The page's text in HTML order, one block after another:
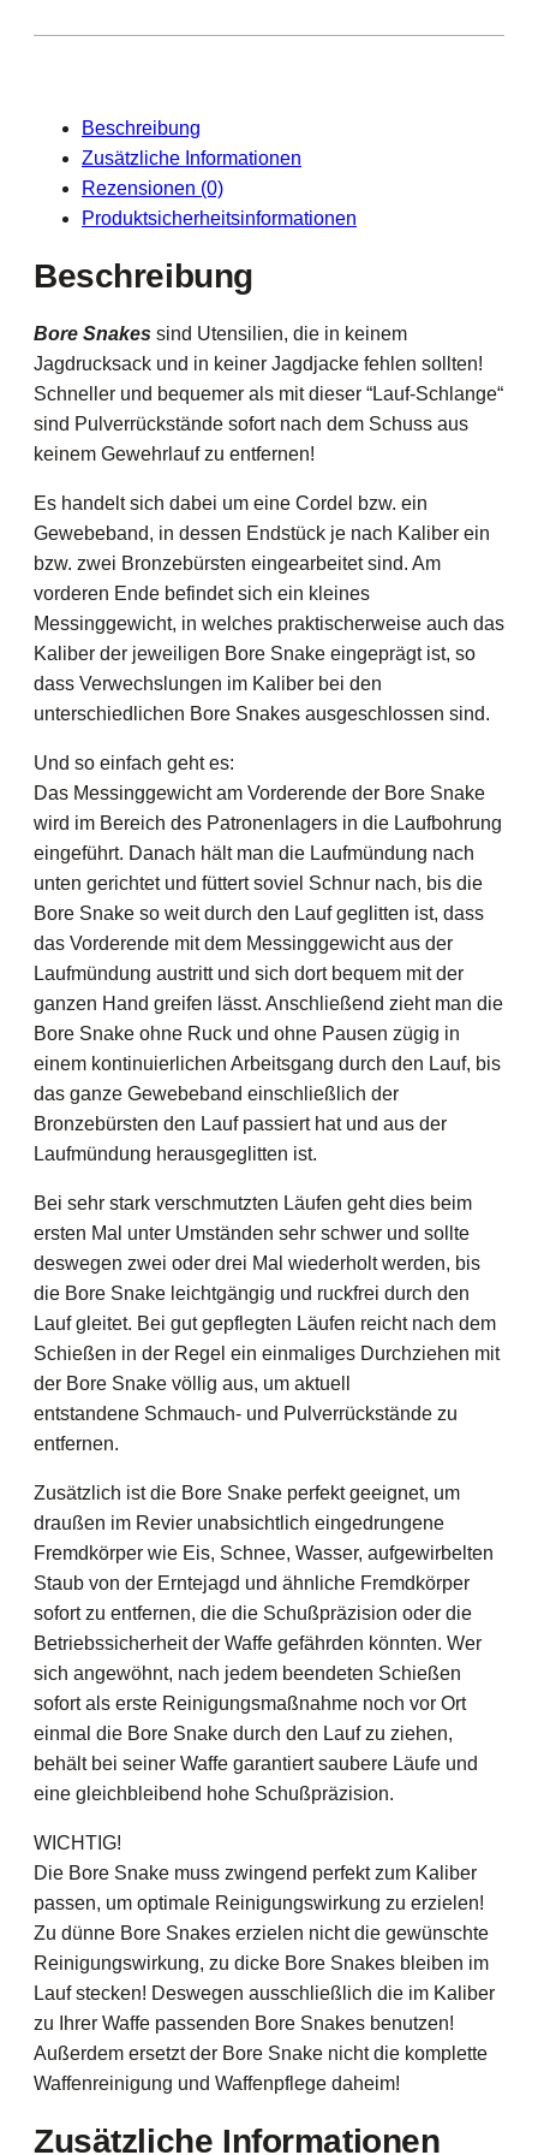
r
e
'
.
3
5
/
.
3
7
/
9
,
3
m
m
M
e
n
g
e
Beschreibung
Zusätzliche Informationen
Rezensionen (0)
Produktsicherheitsinformationen
Beschreibung
Bore Snakes sind Utensilien, die in keinem
Jagdrucksack und in keiner Jagdjacke fehlen sollten!
Schneller und bequemer als mit dieser “Lauf-Schlange“
sind Pulverrückstände sofort nach dem Schuss aus
keinem Gewehrlauf zu entfernen!
Es handelt sich dabei um eine Cordel bzw. ein
Gewebeband, in dessen Endstück je nach Kaliber ein
bzw. zwei Bronzebürsten eingearbeitet sind. Am
vorderen Ende befindet sich ein kleines
Messinggewicht, in welches praktischerweise auch das
Kaliber der jeweiligen Bore Snake eingeprägt ist, so
dass Verwechslungen im Kaliber bei den
unterschiedlichen Bore Snakes ausgeschlossen sind.
Und so einfach geht es:
Das Messinggewicht am Vorderende der Bore Snake
wird im Bereich des Patronenlagers in die Laufbohrung
eingeführt. Danach hält man die Laufmündung nach
unten gerichtet und füttert soviel Schnur nach, bis die
Bore Snake so weit durch den Lauf geglitten ist, dass
das Vorderende mit dem Messinggewicht aus der
Laufmündung austritt und sich dort bequem mit der
ganzen Hand greifen lässt. Anschließend zieht man die
Bore Snake ohne Ruck und ohne Pausen zügig in
einem kontinuierlichen Arbeitsgang durch den Lauf, bis
das ganze Gewebeband einschließlich der
Bronzebürsten den Lauf passiert hat und aus der
Laufmündung herausgeglitten ist.
Bei sehr stark verschmutzten Läufen geht dies beim
ersten Mal unter Umständen sehr schwer und sollte
deswegen zwei oder drei Mal wiederholt werden, bis
die Bore Snake leichtgängig und ruckfrei durch den
Lauf gleitet. Bei gut gepflegten Läufen reicht nach dem
Schießen in der Regel ein einmaliges Durchziehen mit
der Bore Snake völlig aus, um aktuell
entstandene Schmauch- und Pulverrückstände zu
entfernen.
Zusätzlich ist die Bore Snake perfekt geeignet, um
draußen im Revier unabsichtlich eingedrungene
Fremdkörper wie Eis, Schnee, Wasser, aufgewirbelten
Staub von der Erntejagd und ähnliche Fremdkörper
sofort zu entfernen, die die Schußpräzision oder die
Betriebssicherheit der Waffe gefährden könnten. Wer
sich angewöhnt, nach jedem beendeten Schießen
sofort als erste Reinigungsmaßnahme noch vor Ort
einmal die Bore Snake durch den Lauf zu ziehen,
behält bei seiner Waffe garantiert saubere Läufe und
eine gleichbleibend hohe Schußpräzision.
WICHTIG!
Die Bore Snake muss zwingend perfekt zum Kaliber
passen, um optimale Reinigungswirkung zu erzielen!
Zu dünne Bore Snakes erzielen nicht die gewünschte
Reinigungswirkung, zu dicke Bore Snakes bleiben im
Lauf stecken! Deswegen ausschließlich die im Kaliber
zu Ihrer Waffe passenden Bore Snakes benutzen!
Außerdem ersetzt der Bore Snake nicht die komplette
Waffenreinigung und Waffenpflege daheim!
Zusätzliche Informationen